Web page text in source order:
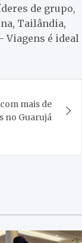
de grupo,
Tailândia,
Viagens é ideal
mais de
no Guarujá